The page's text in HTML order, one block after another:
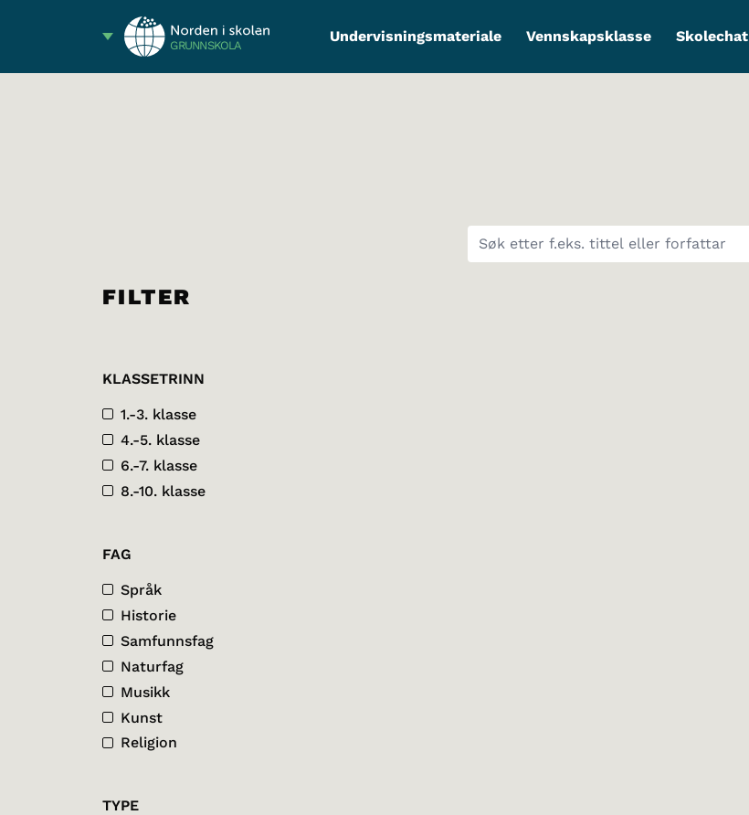
GRUNNSKOLA
Undervisningsmateriale Vennskapsklasse Skolechat
FILTER
KLASSETRINN
1.-3. klasse
4.-5. klasse
6.-7. klasse
8.-10. klasse
FAG
Språk
Historie
Samfunnsfag
Naturfag
Musikk
Kunst
Religion
TYPE